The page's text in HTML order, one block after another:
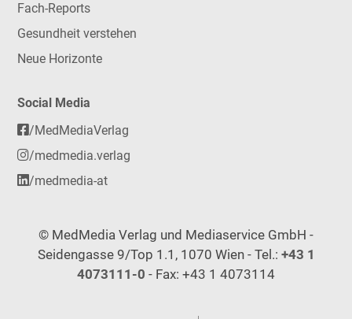
Fach-Reports
Gesundheit verstehen
Neue Horizonte
Social Media
/MedMediaVerlag
/medmedia.verlag
/medmedia-at
© MedMedia Verlag und Mediaservice GmbH -
Seidengasse 9/Top 1.1, 1070 Wien - Tel.: +43 1
4073111-0 - Fax: +43 1 4073114